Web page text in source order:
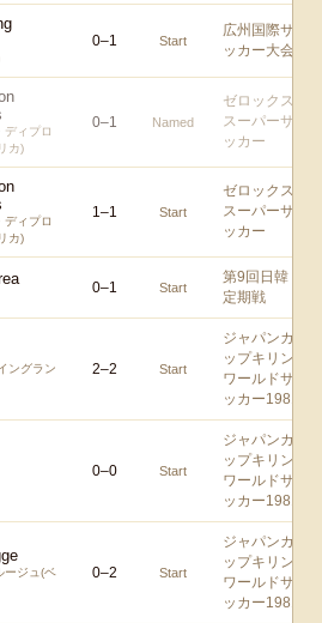
0–1 Start
広州国際サ
ッカー大会
ディプロ
カ)
0–1 Named
ゼロックス
スーパーサ
ッカー
ディプロ
カ)
1–1 Start
ゼロックス
スーパーサ
ッカー
0–1 Start
第9回日韓
定期戦
ングラン
2–2 Start
ジャパンカ
ップキリン
ワールドサ
ッカー1981
0–0 Start
ジャパンカ
ップキリン
ワールドサ
ッカー1981
ージュ(ベ
0–2 Start
ジャパンカ
ップキリン
ワールドサ
ッカー1981